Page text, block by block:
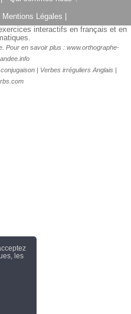
les
Mentions Légales
interactifs en français et en
Pour en savoir plus : www.orthographe-
| Verbes irréguliers Anglais |